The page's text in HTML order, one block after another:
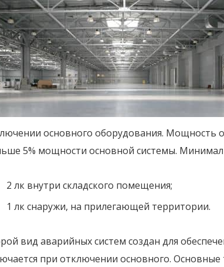
основного оборудования. Мощность
5% мощности основной системы.
2 лк внутри складского помещения;
1 лк снаружи, на прилегающей территории.
вид аварийных систем создан для
при отключении основного. Основные